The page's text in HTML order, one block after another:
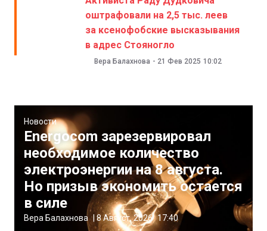
оштрафовали на 2,5 тыс. леев
за ксенофобские высказывания
в адрес Стояногло
Вера Балахнова - 21 Фев 2025 10:02
Новости
Energocom зарезервировал
необходимое количество
электроэнергии на 8 августа.
Но призыв экономить остается
в силе
Вера Балахнова |8 Август, 2026 17:40